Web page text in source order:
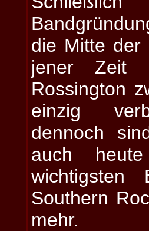
die Mitte der
jener Zeit
Rossington
einzig
dennoch
auch
wichtigsten
Southern
mehr.